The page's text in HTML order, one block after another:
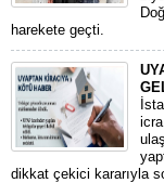
harekete geçti.
dikkat çekici kararıyla